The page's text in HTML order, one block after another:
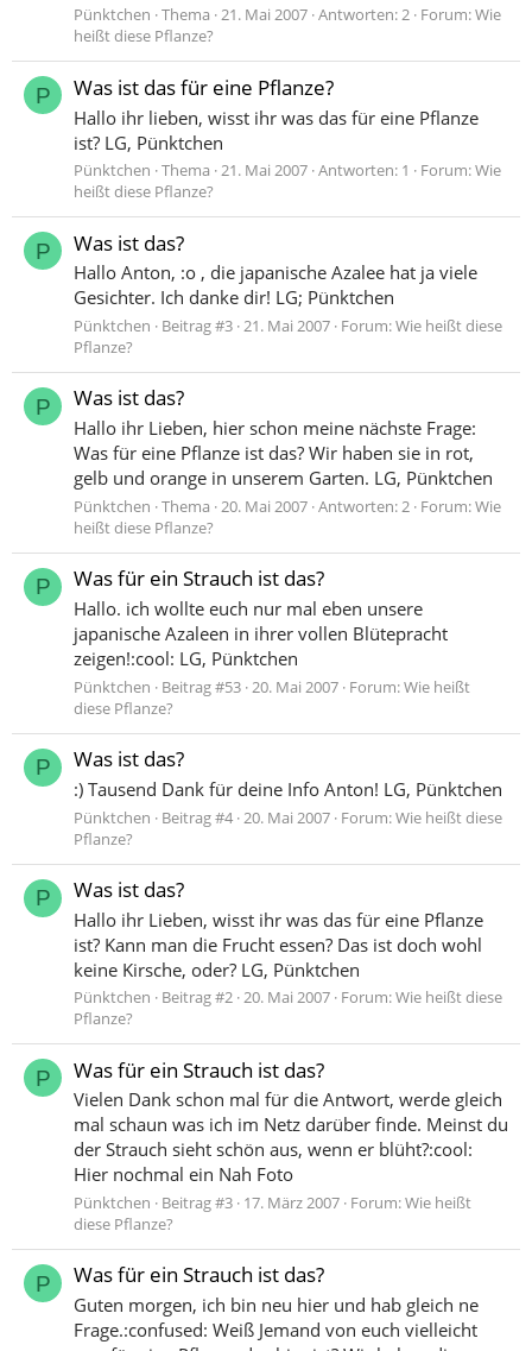
Pünktchen Thema 21. Mai 2007 Antworten: 2 Forum:Wie
heißt diese Pflanze?
P Was ist das für eine Pflanze?
Hallo ihr lieben, wisst ihr was das für eine Pflanze
ist? LG, Pünktchen
Pünktchen Thema 21. Mai 2007 Antworten: 1 Forum:Wie
heißt diese Pflanze?
P Was ist das?
Hallo Anton, :o , die japanische Azalee hat ja viele
Gesichter. Ich danke dir! LG; Pünktchen
Pünktchen Beitrag #3 21. Mai 2007 Forum:Wie heißt diese
Pflanze?
P Was ist das?
Hallo ihr Lieben, hier schon meine nächste Frage:
Was für eine Pflanze ist das? Wir haben sie in rot,
gelb und orange in unserem Garten. LG, Pünktchen
Pünktchen Thema 20. Mai 2007 Antworten: 2 Forum:Wie
heißt diese Pflanze?
P Was für ein Strauch ist das?
Hallo. ich wollte euch nur mal eben unsere
japanische Azaleen in ihrer vollen Blütepracht
zeigen!:cool: LG, Pünktchen
Pünktchen Beitrag #53 20. Mai 2007 Forum:Wie heißt
diese Pflanze?
P Was ist das?
:) Tausend Dank für deine Info Anton! LG, Pünktchen
Pünktchen Beitrag #4 20. Mai 2007 Forum:Wie heißt diese
Pflanze?
P Was ist das?
Hallo ihr Lieben, wisst ihr was das für eine Pflanze
ist? Kann man die Frucht essen? Das ist doch wohl
keine Kirsche, oder? LG, Pünktchen
Pünktchen Beitrag #2 20. Mai 2007 Forum:Wie heißt diese
Pflanze?
P Was für ein Strauch ist das?
Vielen Dank schon mal für die Antwort, werde gleich
mal schaun was ich im Netz darüber finde. Meinst du
der Strauch sieht schön aus, wenn er blüht?:cool:
Hier nochmal ein Nah Foto
Pünktchen Beitrag #3 17. März 2007 Forum:Wie heißt
diese Pflanze?
P Was für ein Strauch ist das?
Guten morgen, ich bin neu hier und hab gleich ne
Frage.:confused: Weiß Jemand von euch vielleicht